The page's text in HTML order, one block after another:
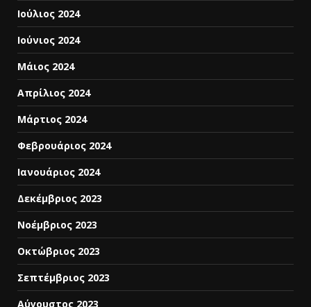
Ιούλιος 2024
Ιούνιος 2024
Μάιος 2024
Απρίλιος 2024
Μάρτιος 2024
Φεβρουάριος 2024
Ιανουάριος 2024
Δεκέμβριος 2023
Νοέμβριος 2023
Οκτώβριος 2023
Σεπτέμβριος 2023
Αύγουστος 2023